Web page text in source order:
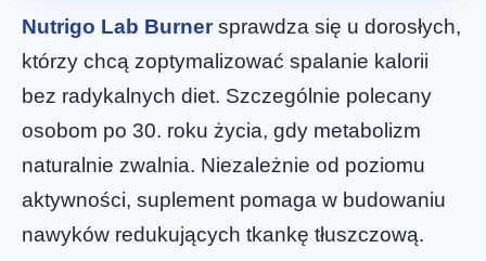
Nutrigo Lab Burnersprawdza się u dorosłych,
którzy chcą zoptymalizować spalanie kalorii
bez radykalnych diet. Szczególnie polecany
osobom po 30. roku życia, gdy metabolizm
naturalnie zwalnia. Niezależnie od poziomu
aktywności, suplement pomaga w budowaniu
nawyków redukujących tkankę tłuszczową.